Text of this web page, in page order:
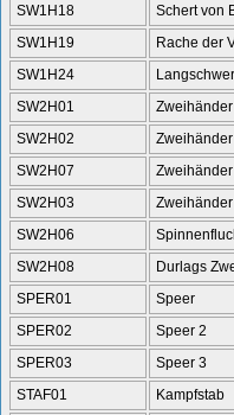
SW1H18
Schert von
SW1H19
Rache der
SW1H24
SW2H01
Zweihänder
SW2H02
Zweihänder
SW2H07
Zweihänder
SW2H03
SW2H06
SW2H08
Durlags
SPER01
Speer
SPER02
Speer 2
SPER03
Speer 3
STAF01
Kampfstab